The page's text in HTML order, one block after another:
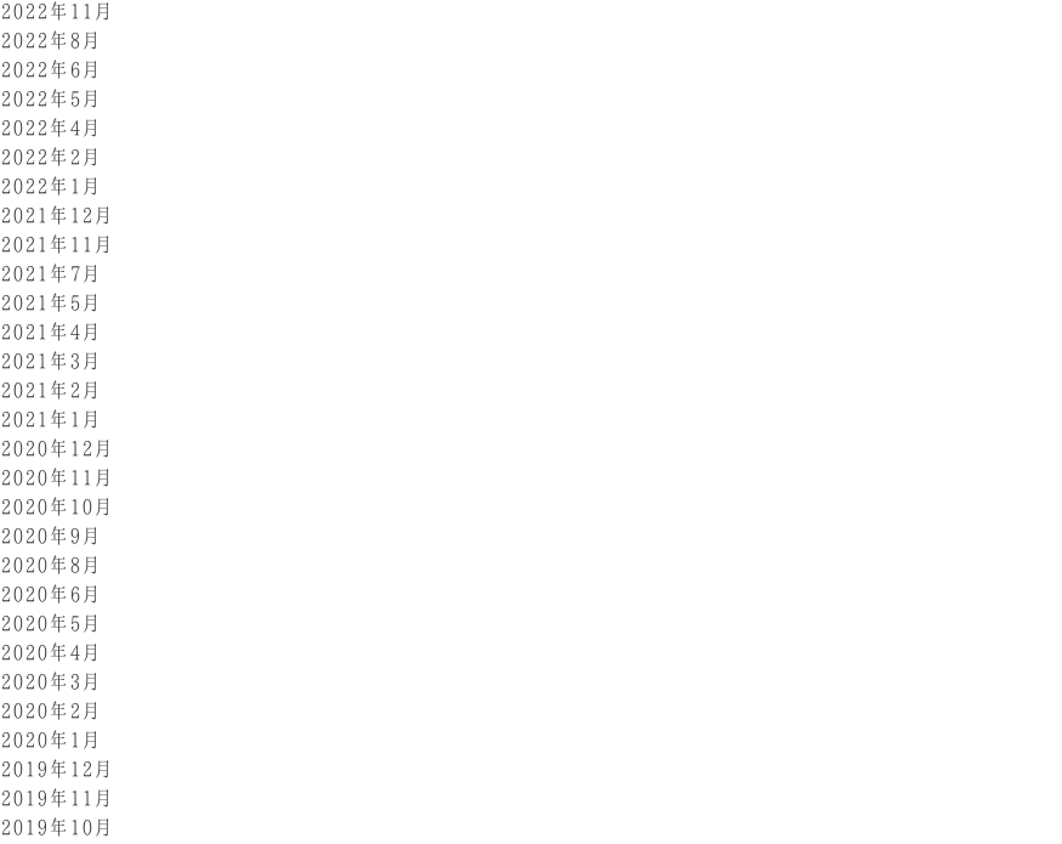
2022年11月
2022年8月
2022年6月
2022年5月
2022年4月
2022年2月
2022年1月
2021年12月
2021年11月
2021年7月
2021年5月
2021年4月
2021年3月
2021年2月
2021年1月
2020年12月
2020年11月
2020年10月
2020年9月
2020年8月
2020年6月
2020年5月
2020年4月
2020年3月
2020年2月
2020年1月
2019年12月
2019年11月
2019年10月